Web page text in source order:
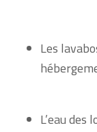
Les
L’eau des